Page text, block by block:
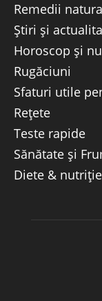
Remedii
Știri și
Horoscop și
Rugăciuni
Sfaturi utile
Rețete
Teste rapide
Sănătate și
Diete & nutriție